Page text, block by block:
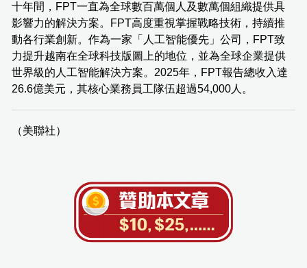
十年間，FPT一直為全球數百萬個人及數萬個組織提供具
影響力的解決方案。FPT高度重視掌握戰略技術，持續推
動各行業創新。作為一家「人工智能優先」公司，FPT致
力提升越南在全球科技版圖上的地位，並為全球企業提供
世界級的人工智能解決方案。2025年，FPT報告總收入達
26.6億美元，其核心業務員工隊伍超過54,000人。
（美聯社）